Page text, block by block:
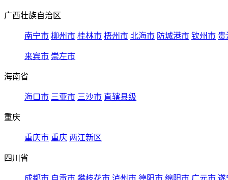
广西壮族自治区
南宁市 柳州市 桂林市 梧州市 北海市 防城港市 钦州市 贵
来宾市 崇左市
海南省
海口市 三亚市 三沙市 直辖县级
重庆
重庆市 重庆 两江新区
四川省
成都市 自贡市 攀枝花市 泸州市 德阳市 绵阳市 广元市 遂